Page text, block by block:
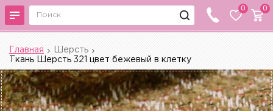
0 0
Главная
Шерсть
Ткань Шерсть 321 цвет бежевый в клетку